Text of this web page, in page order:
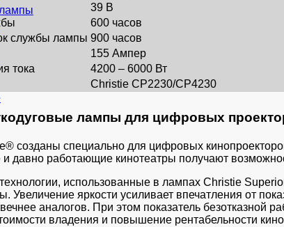
39 В
600 часов
службы лампы 900 часов
155 Ампер
тока
4200 – 6000 Вт
Christie CP2230/CP4230
лампы для цифровых
созданы специально для цифровых
давно работающие кинотеатры получают
использованные в лампах Christie
Увеличение яркости усиливает впечатления от
аналогов. При этом показатель безотказной
владения и повышение рентабельности